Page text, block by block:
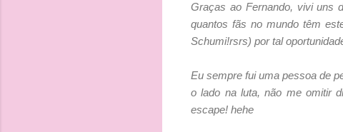
Graças ao Fernando, vivi uns
quantos fãs no mundo têm
Schumi!rsrs) por tal
Eu sempre fui uma pessoa de
o lado na luta, não me omitir
escape! hehe